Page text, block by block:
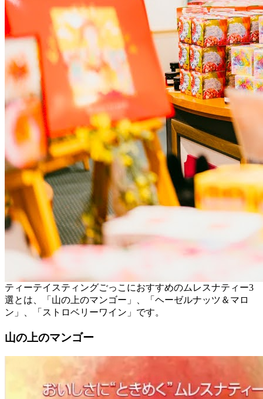
ティーテイスティングごっこにおすすめのムレスナティー3
選とは、「山の上のマンゴー」、「ヘーゼルナッツ＆マロ
ン」、「ストロベリーワイン」です。
山の上のマンゴー